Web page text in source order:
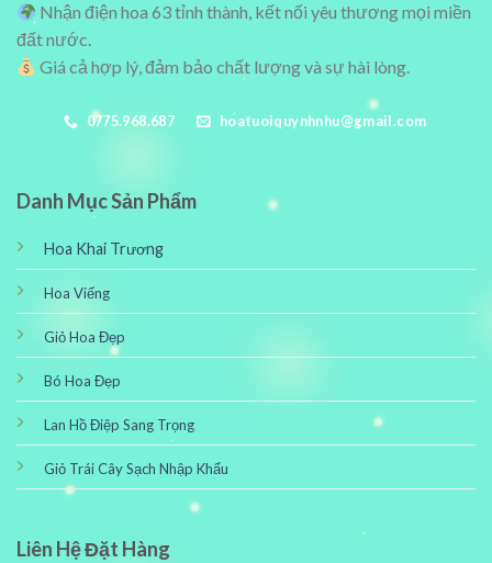
Nhận điện hoa 63 tỉnh thành, kết nối yêu thương mọi miền
đất nước.
Giá cả hợp lý, đảm bảo chất lượng và sự hài lòng.
0775.968.687 hoatuoiquynhnhu@gmail.com
Danh Mục Sản Phẩm
Hoa Khai Trương
Hoa Viếng
Giỏ Hoa Đẹp
Bó Hoa Đẹp
Lan Hồ Điệp Sang Trọng
Giỏ Trái Cây Sạch Nhập Khẩu
Liên Hệ Đặt Hàng